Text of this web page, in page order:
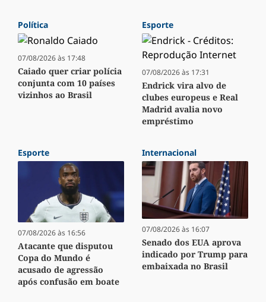
Política
07/08/2026 às 17:48
Caiado quer criar polícia
conjunta com 10 países
vizinhos ao Brasil
Esporte
07/08/2026 às 17:31
Endrick vira alvo de
clubes europeus e Real
Madrid avalia novo
empréstimo
Esporte
07/08/2026 às 16:56
Atacante que disputou
Copa do Mundo é
acusado de agressão
após confusão em boate
Internacional
07/08/2026 às 16:07
Senado dos EUA aprova
indicado por Trump para
embaixada no Brasil